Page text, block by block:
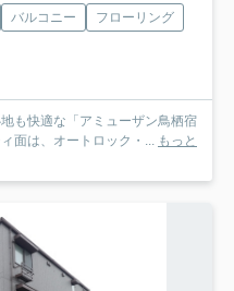
バルコニー
フローリング
も快適な「アミューザン鳥栖宿
面は、オートロック・... もっと